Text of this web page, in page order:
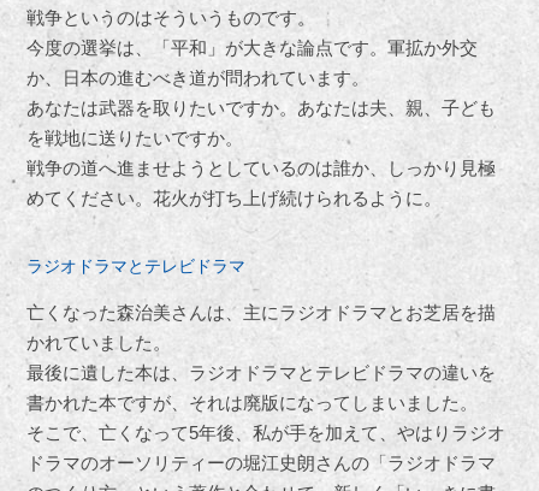
戦争というのはそういうものです。
今度の選挙は、「平和」が大きな論点です。軍拡か外交
か、日本の進むべき道が問われています。
あなたは武器を取りたいですか。あなたは夫、親、子ども
を戦地に送りたいですか。
戦争の道へ進ませようとしているのは誰か、しっかり見極
めてください。花火が打ち上げ続けられるように。
ラジオドラマとテレビドラマ
亡くなった森治美さんは、主にラジオドラマとお芝居を描
かれていました。
最後に遺した本は、ラジオドラマとテレビドラマの違いを
書かれた本ですが、それは廃版になってしまいました。
そこで、亡くなって5年後、私が手を加えて、やはりラジオ
ドラマのオーソリティーの堀江史朗さんの「ラジオドラマ